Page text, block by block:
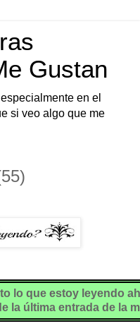
Gustan
en el
si veo algo que me
lo que estoy leyendo
la última entrada de la